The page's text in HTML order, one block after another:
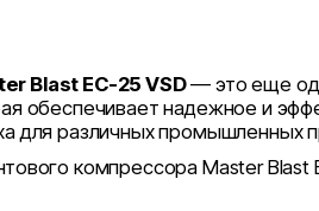
Blast EC-25 VSD— это еще
обеспечивает надежное и
для различных промышленных
компрессора Master Blast